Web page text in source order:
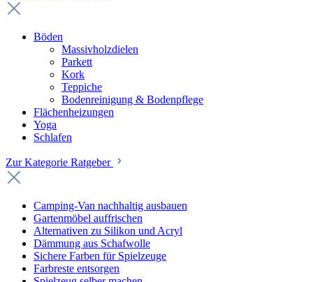
Böden
Massivholzdielen
Parkett
Kork
Teppiche
Bodenreinigung & Bodenpflege
Flächenheizungen
Yoga
Schlafen
Zur Kategorie Ratgeber
Camping-Van nachhaltig ausbauen
Gartenmöbel auffrischen
Alternativen zu Silikon und Acryl
Dämmung aus Schafwolle
Sichere Farben für Spielzeuge
Farbreste entsorgen